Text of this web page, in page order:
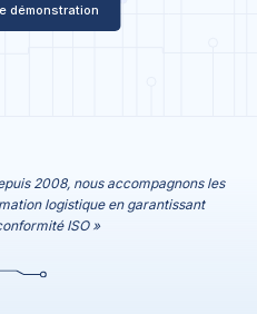
démonstration
2008, nous accompagnons les
logistique en garantissant
ISO »